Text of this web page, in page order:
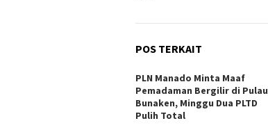
POS TERKAIT
PLN Manado Minta Maaf
Pemadaman Bergilir di Pulau
Bunaken, Minggu Dua PLTD
Pulih Total